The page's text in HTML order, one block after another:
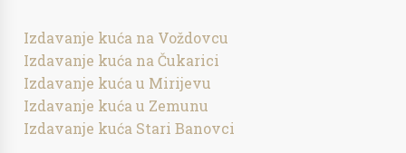
Izdavanje kuća na Voždovcu
Izdavanje kuća na Čukarici
Izdavanje kuća u Mirijevu
Izdavanje kuća u Zemunu
Izdavanje kuća Stari Banovci